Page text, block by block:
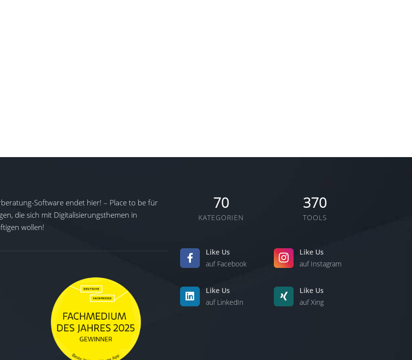
Software endet hier! – Place to be für
die sich mit Digitalisierungsthemen in
wollen!
70
KATEGORIEN
370
TOOLS
Like Us
auf Facebook
Like Us
auf Instagram
Like Us
auf LinkedIn
Like Us
auf Xing